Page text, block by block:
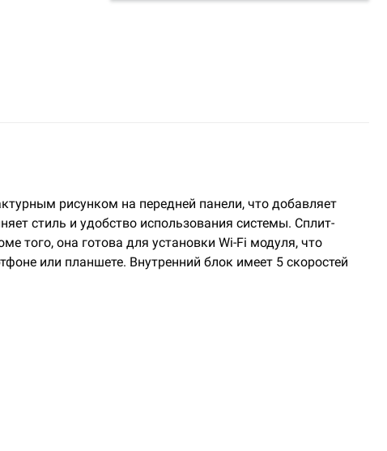
рисунком на передней панели, что добавляет
стиль и удобство использования системы. Сплит-
того, она готова для установки Wi-Fi модуля, что
или планшете. Внутренний блок имеет 5 скоростей